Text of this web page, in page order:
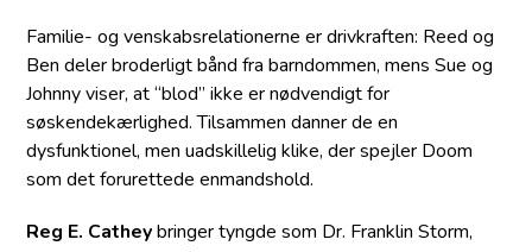
Familie- og venskabsrelationerne er drivkraften: Reed og
Ben deler broderligt bånd fra barndommen, mens Sue og
Johnny viser, at “blod” ikke er nødvendigt for
søskendekærlighed. Tilsammen danner de en
dysfunktionel, men uadskillelig klike, der spejler Doom
som det forurettede enmandshold.
Reg E. Catheybringer tyngde som Dr. Franklin Storm,